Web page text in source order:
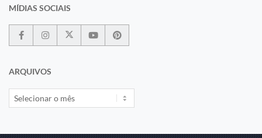
MÍDIAS SOCIAIS
ARQUIVOS